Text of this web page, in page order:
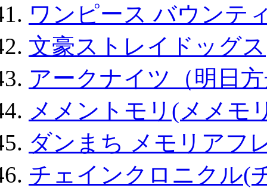
ワンピース バウンテ
文豪ストレイドッグス
アークナイツ（明日
メメントモリ(メメモ
ダンまち メモリアフ
チェインクロニクル(